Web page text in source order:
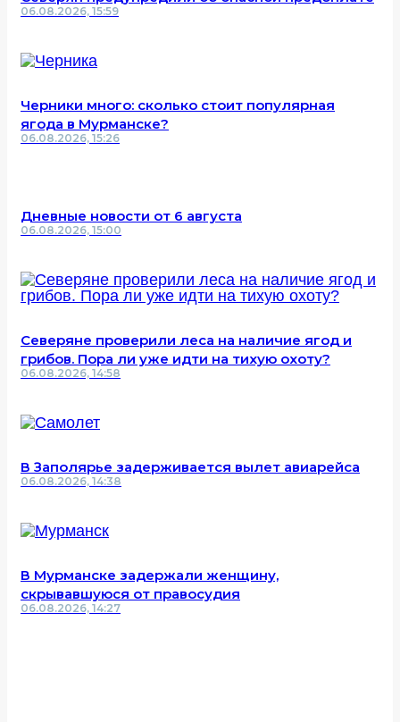
06.08.2026, 15:59
Черники много: сколько стоит популярная
ягода в Мурманске?
06.08.2026, 15:26
Дневные новости от 6 августа
06.08.2026, 15:00
Северяне проверили леса на наличие ягод и
грибов. Пора ли уже идти на тихую охоту?
06.08.2026, 14:58
В Заполярье задерживается вылет авиарейса
06.08.2026, 14:38
В Мурманске задержали женщину,
скрывавшуюся от правосудия
06.08.2026, 14:27